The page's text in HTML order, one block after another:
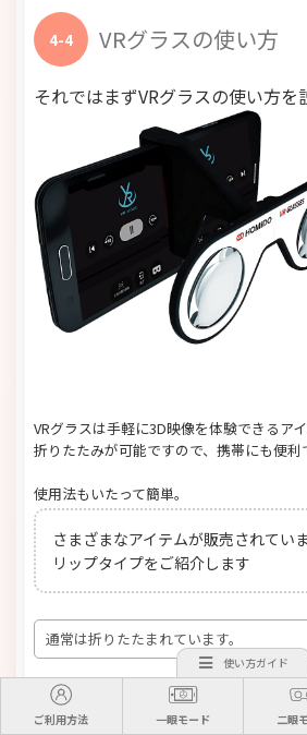
4-4 VRグラスの使い方
それではまずVRグラスの使い方を
VRグラスは手軽に3D映像を体験できるアイ
折りたたみが可能ですので、携帯にも便利
使用法もいたって簡単。
さまざまなアイテムが販売されてい
リップタイプをご紹介します
通常は折りたたまれています。
使い方ガイド
ご利用方法 一眼モード 二眼